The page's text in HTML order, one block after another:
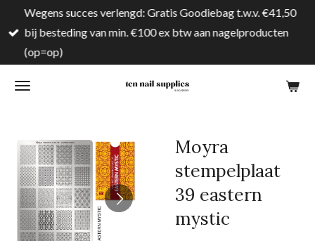
direct
naar
hoofdinhoud
Wegens succes verlengd: Gratis Goodiebag t.w.v. €41,50
bij besteding van min. €100 ex btw aan nagelproducten
(op=op)
Moyra
stempelplaat
39 eastern
mystic